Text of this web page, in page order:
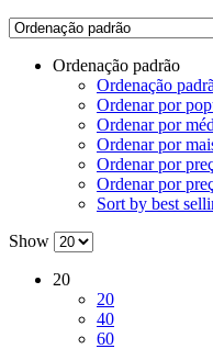
Ordenação padrão
Ordenação
Ordenar por
Ordenar por
Ordenar por
Ordenar por
Ordenar por
Sort by best
Show
20
20
40
60